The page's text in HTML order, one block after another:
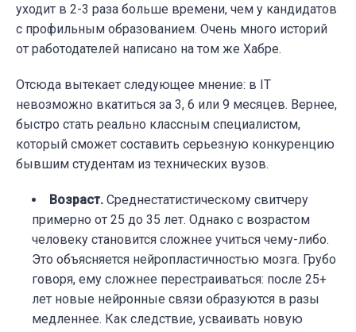
уходит в 2-3 раза больше времени, чем у кандидатов
с профильным образованием. Очень много историй
от работодателей написано на том же Хабре.
Отсюда вытекает следующее мнение: в IT
невозможно вкатиться за 3, 6 или 9 месяцев. Вернее,
быстро стать реально классным специалистом,
который сможет составить серьезную конкуренцию
бывшим студентам из технических вузов.
Возраст. Среднестатистическому свитчеру
примерно от 25 до 35 лет. Однако с возрастом
человеку становится сложнее учиться чему-либо.
Это объясняется нейропластичностью мозга. Грубо
говоря, ему сложнее перестраиваться: после 25+
лет новые нейронные связи образуются в разы
медленнее. Как следствие, усваивать новую